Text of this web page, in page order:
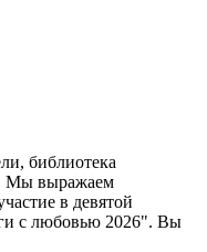
библиотека
Мы выражаем
в девятой
с любовью 2026". Вы